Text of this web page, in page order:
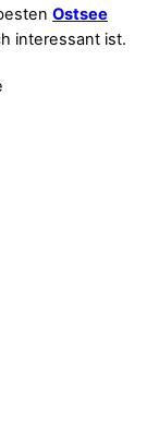
Ostsee
interessant ist.